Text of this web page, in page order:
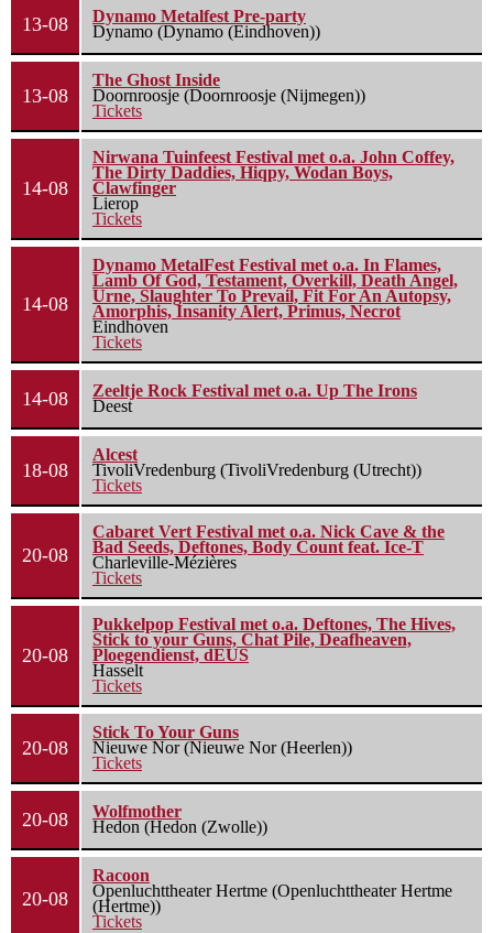
13-08
Dynamo Metalfest Pre-party
Dynamo (Dynamo (Eindhoven))
13-08
The Ghost Inside
Doornroosje (Doornroosje (Nijmegen))
Tickets
14-08
Nirwana Tuinfeest Festival met o.a. John Coffey,
The Dirty Daddies, Hiqpy, Wodan Boys,
Clawfinger
Lierop
Tickets
14-08
Dynamo MetalFest Festival met o.a. In Flames,
Lamb Of God, Testament, Overkill, Death Angel,
Urne, Slaughter To Prevail, Fit For An Autopsy,
Amorphis, Insanity Alert, Primus, Necrot
Eindhoven
Tickets
14-08
Zeeltje Rock Festival met o.a. Up The Irons
Deest
18-08
Alcest
TivoliVredenburg (TivoliVredenburg (Utrecht))
Tickets
20-08
Cabaret Vert Festival met o.a. Nick Cave & the
Bad Seeds, Deftones, Body Count feat. Ice-T
Charleville-Mézières
Tickets
20-08
Pukkelpop Festival met o.a. Deftones, The Hives,
Stick to your Guns, Chat Pile, Deafheaven,
Ploegendienst, dEUS
Hasselt
Tickets
20-08
Stick To Your Guns
Nieuwe Nor (Nieuwe Nor (Heerlen))
Tickets
20-08
Wolfmother
Hedon (Hedon (Zwolle))
20-08
Racoon
Openluchttheater Hertme (Openluchttheater Hertme
(Hertme))
Tickets